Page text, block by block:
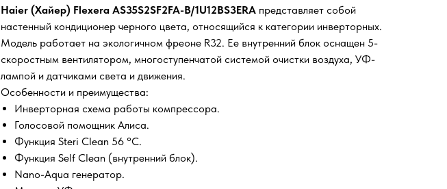
Haier (Хайер) Flexera AS35S2SF2FA-B/1U12BS3ERA представляет собой
настенный кондиционер черного цвета, относящийся к категории инверторных.
Модель работает на экологичном фреоне R32. Ее внутренний блок оснащен 5-
скоростным вентилятором, многоступенчатой системой очистки воздуха, УФ-
лампой и датчиками света и движения.
Особенности и преимущества:
Инверторная схема работы компрессора.
Голосовой помощник Алиса.
Функция Steri Clean 56 °C.
Функция Self Clean (внутренний блок).
Nano-Aqua генератор.